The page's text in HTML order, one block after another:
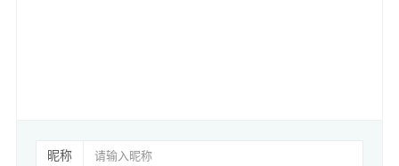
昵称